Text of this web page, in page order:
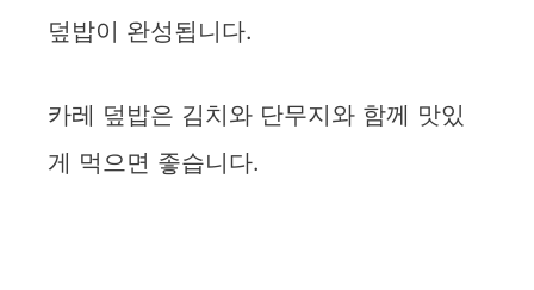
덮밥이 완성됩니다.
카레 덮밥은 김치와 단무지와 함께 맛있
게 먹으면 좋습니다.